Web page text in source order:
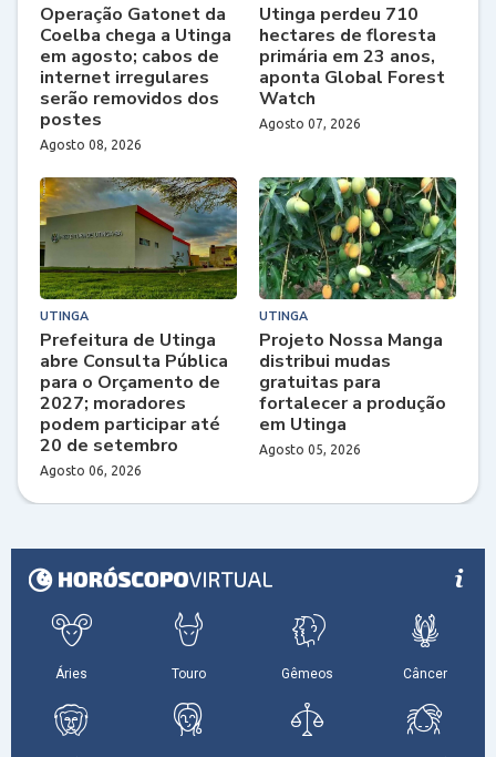
Operação Gatonet da
Coelba chega a Utinga
em agosto; cabos de
internet irregulares
serão removidos dos
postes
Agosto 08, 2026
Utinga perdeu 710
hectares de floresta
primária em 23 anos,
aponta Global Forest
Watch
Agosto 07, 2026
UTINGA
Prefeitura de Utinga
abre Consulta Pública
para o Orçamento de
2027; moradores
podem participar até
20 de setembro
Agosto 06, 2026
UTINGA
Projeto Nossa Manga
distribui mudas
gratuitas para
fortalecer a produção
em Utinga
Agosto 05, 2026